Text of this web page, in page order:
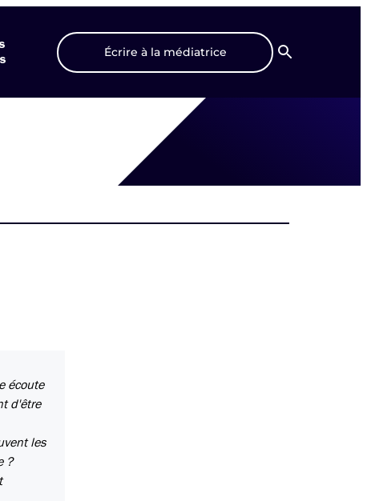
Écrire à la médiatrice
Recherche
écoute
d'être
les
?